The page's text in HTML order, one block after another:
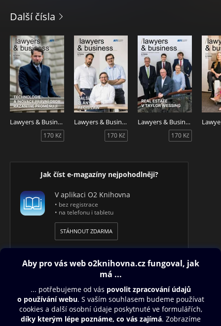
právní instituce, do jejichž činnosti pak čtenáři přímo
se ale rovněž na pohled opačný, pohled byznysu na
poradenský sektor a regulaci.
Další čísla
Lawyers & Business 6/2024
170 Kč
Lawyers & Business 5/2024
170 Kč
Lawyers & Business 3/2024
170 Kč
Jak číst e-magazíny nejpohodlněji?
V aplikaci O2 Knihovna
• bez registrace
• na telefonu i tabletu
STÁHNOUT ZDARMA
Obsah ke stažení
Moje O2 Knihovna